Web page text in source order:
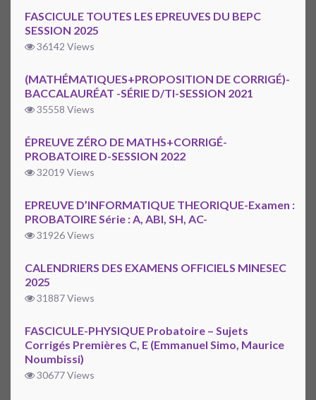
FASCICULE TOUTES LES EPREUVES DU BEPC
SESSION 2025
36142 Views
(MATHÉMATIQUES+PROPOSITION DE CORRIGÉ)-
BACCALAURÉAT -SÉRIE D/TI-SESSION 2021
35558 Views
ÉPREUVE ZÉRO DE MATHS+CORRIGÉ-
PROBATOIRE D-SESSION 2022
32019 Views
EPREUVE D’INFORMATIQUE THEORIQUE-Examen :
PROBATOIRE Série : A, ABI, SH, AC-
31926 Views
CALENDRIERS DES EXAMENS OFFICIELS MINESEC
2025
31887 Views
FASCICULE-PHYSIQUE Probatoire – Sujets
Corrigés Premières C, E (Emmanuel Simo, Maurice
Noumbissi)
30677 Views